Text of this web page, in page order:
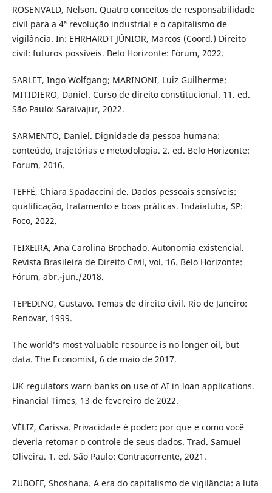
ROSENVALD, Nelson. Quatro conceitos de responsabilidade
civil para a 4ª revolução industrial e o capitalismo de
vigilância. In: EHRHARDT JÚNIOR, Marcos (Coord.) Direito
civil: futuros possíveis. Belo Horizonte: Fórum, 2022.
SARLET, Ingo Wolfgang; MARINONI, Luiz Guilherme;
MITIDIERO, Daniel. Curso de direito constitucional. 11. ed.
São Paulo: Saraivajur, 2022.
SARMENTO, Daniel. Dignidade da pessoa humana:
conteúdo, trajetórias e metodologia. 2. ed. Belo Horizonte:
Forum, 2016.
TEFFÉ, Chiara Spadaccini de. Dados pessoais sensíveis:
qualificação, tratamento e boas práticas. Indaiatuba, SP:
Foco, 2022.
TEIXEIRA, Ana Carolina Brochado. Autonomia existencial.
Revista Brasileira de Direito Civil, vol. 16. Belo Horizonte:
Fórum, abr.-jun./2018.
TEPEDINO, Gustavo. Temas de direito civil. Rio de Janeiro:
Renovar, 1999.
The world’s most valuable resource is no longer oil, but
data. The Economist, 6 de maio de 2017.
UK regulators warn banks on use of AI in loan applications.
Financial Times, 13 de fevereiro de 2022.
VÉLIZ, Carissa. Privacidade é poder: por que e como você
deveria retomar o controle de seus dados. Trad. Samuel
Oliveira. 1. ed. São Paulo: Contracorrente, 2021.
ZUBOFF, Shoshana. A era do capitalismo de vigilância: a luta